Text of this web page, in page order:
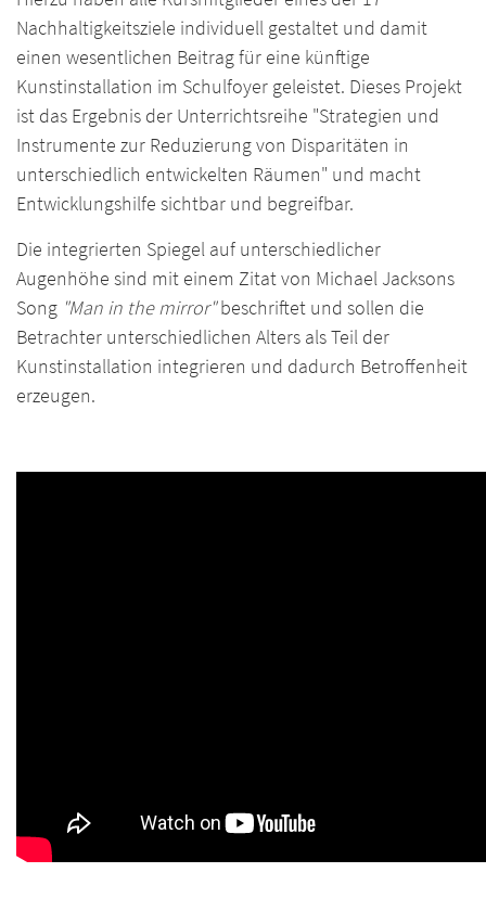
Nachhaltigkeitsziele individuell gestaltet und damit
einen wesentlichen Beitrag für eine künftige
Kunstinstallation im Schulfoyer geleistet. Dieses Projekt
ist das Ergebnis der Unterrichtsreihe "Strategien und
Instrumente zur Reduzierung von Disparitäten in
unterschiedlich entwickelten Räumen" und macht
Entwicklungshilfe sichtbar und begreifbar.
Die integrierten Spiegel auf unterschiedlicher
Augenhöhe sind mit einem Zitat von Michael Jacksons
Song "Man in the mirror"beschriftet und sollen die
Betrachter unterschiedlichen Alters als Teil der
Kunstinstallation integrieren und dadurch Betroffenheit
erzeugen.